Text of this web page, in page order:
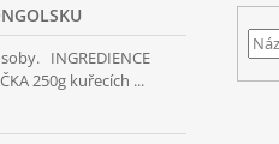
INGREDIENCE
250g kuřecích ...